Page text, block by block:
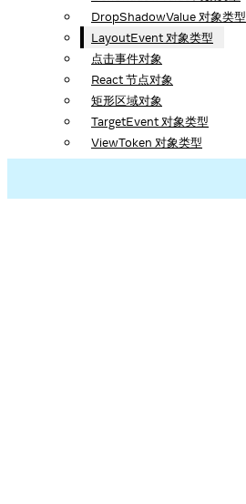
DropShadowValue 对象类型
LayoutEvent 对象类型
点击事件对象
React 节点对象
矩形区域对象
TargetEvent 对象类型
ViewToken 对象类型